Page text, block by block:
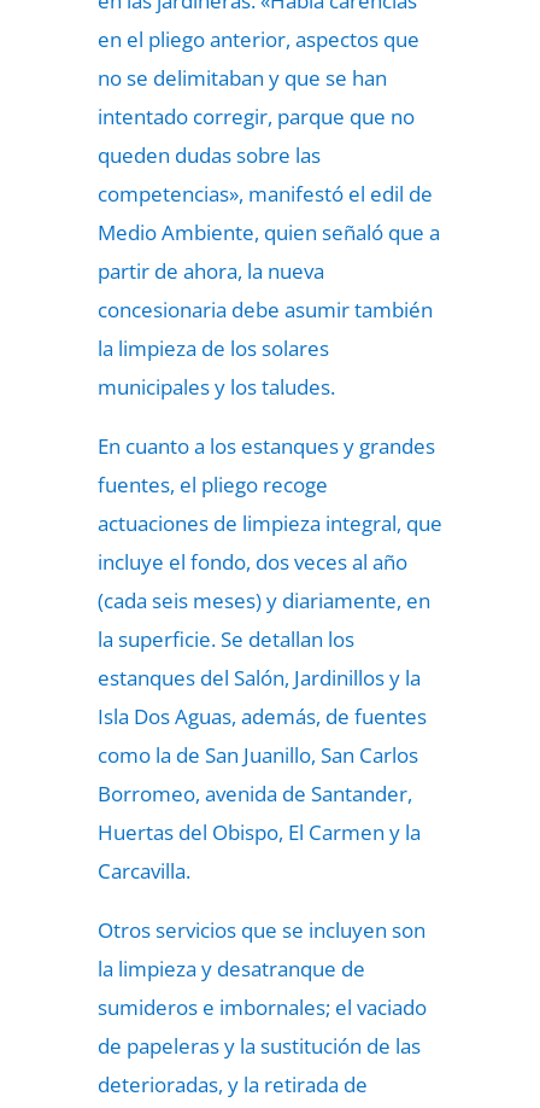
en el pliego anterior, aspectos que
no se delimitaban y que se han
intentado corregir, parque que no
queden dudas sobre las
competencias», manifestó el edil de
Medio Ambiente, quien señaló que a
partir de ahora, la nueva
concesionaria debe asumir también
la limpieza de los solares
municipales y los taludes.
En cuanto a los estanques y grandes
fuentes, el pliego recoge
actuaciones de limpieza integral, que
incluye el fondo, dos veces al año
(cada seis meses) y diariamente, en
la superficie. Se detallan los
estanques del Salón, Jardinillos y la
Isla Dos Aguas, además, de fuentes
como la de San Juanillo, San Carlos
Borromeo, avenida de Santander,
Huertas del Obispo, El Carmen y la
Carcavilla.
Otros servicios que se incluyen son
la limpieza y desatranque de
sumideros e imbornales; el vaciado
de papeleras y la sustitución de las
deterioradas, y la retirada de